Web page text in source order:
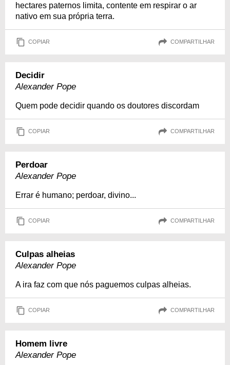
hectares paternos limita, contente em respirar o ar
nativo em sua própria terra.
COPIAR COMPARTILHAR
Decidir
Alexander Pope
Quem pode decidir quando os doutores discordam
COPIAR COMPARTILHAR
Perdoar
Alexander Pope
Errar é humano; perdoar, divino...
COPIAR COMPARTILHAR
Culpas alheias
Alexander Pope
A ira faz com que nós paguemos culpas alheias.
COPIAR COMPARTILHAR
Homem livre
Alexander Pope